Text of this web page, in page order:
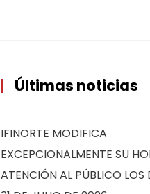
Últimas noticias
IFINORTE MODIFICA
EXCEPCIONALMENTE SU
ATENCIÓN AL PÚBLICO LOS